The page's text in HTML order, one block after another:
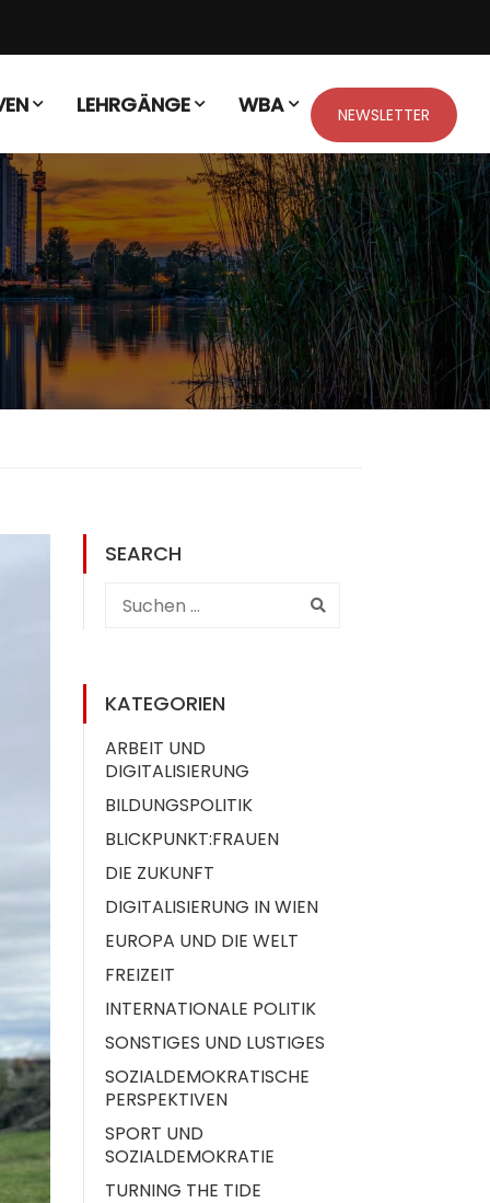
LEHRGÄNGE WBA NEWSLETTER
SEARCH
KATEGORIEN
ARBEIT UND
DIGITALISIERUNG
BILDUNGSPOLITIK
BLICKPUNKT:FRAUEN
DIE ZUKUNFT
DIGITALISIERUNG IN WIEN
EUROPA UND DIE WELT
FREIZEIT
INTERNATIONALE POLITIK
SONSTIGES UND LUSTIGES
SOZIALDEMOKRATISCHE
PERSPEKTIVEN
SPORT UND
SOZIALDEMOKRATIE
TURNING THE TIDE